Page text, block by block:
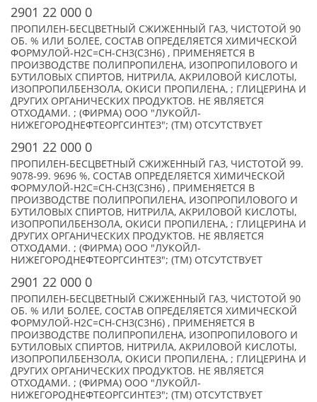
2901 22 000 0
ПРОПИЛЕН-БЕСЦВЕТНЫЙ СЖИЖЕННЫЙ ГАЗ, ЧИСТОТОЙ 90
ОБ. % ИЛИ БОЛЕЕ, СОСТАВ ОПРЕДЕЛЯЕТСЯ ХИМИЧЕСКОЙ
ФОРМУЛОЙ-Н2С=СН-СН3(С3Н6) , ПРИМЕНЯЕТСЯ В
ПРОИЗВОДСТВЕ ПОЛИПРОПИЛЕНА, ИЗОПРОПИЛОВОГО И
БУТИЛОВЫХ СПИРТОВ, НИТРИЛА, АКРИЛОВОЙ КИСЛОТЫ,
ИЗОПРОПИЛБЕНЗОЛА, ОКИСИ ПРОПИЛЕНА, ; ГЛИЦЕРИНА И
ДРУГИХ ОРГАНИЧЕСКИХ ПРОДУКТОВ. НЕ ЯВЛЯЕТСЯ
ОТХОДАМИ. ; (ФИРМА) ООО "ЛУКОЙЛ-
НИЖЕГОРОДНЕФТЕОРГСИНТЕЗ"; (TM) ОТСУТСТВУЕТ
2901 22 000 0
ПРОПИЛЕН-БЕСЦВЕТНЫЙ СЖИЖЕННЫЙ ГАЗ, ЧИСТОТОЙ 99.
9078-99. 9696 %, СОСТАВ ОПРЕДЕЛЯЕТСЯ ХИМИЧЕСКОЙ
ФОРМУЛОЙ-Н2С=СН-СН3(С3Н6) , ПРИМЕНЯЕТСЯ В
ПРОИЗВОДСТВЕ ПОЛИПРОПИЛЕНА, ИЗОПРОПИЛОВОГО И
БУТИЛОВЫХ СПИРТОВ, НИТРИЛА, АКРИЛОВОЙ КИСЛОТЫ,
ИЗОПРОПИЛБЕНЗОЛА, ОКИСИ ПРОПИЛЕНА, ; ГЛИЦЕРИНА И
ДРУГИХ ОРГАНИЧЕСКИХ ПРОДУКТОВ. НЕ ЯВЛЯЕТСЯ
ОТХОДАМИ. ; (ФИРМА) ООО "ЛУКОЙЛ-
НИЖЕГОРОДНЕФТЕОРГСИНТЕЗ"; (TM) ОТСУТСТВУЕТ
2901 22 000 0
ПРОПИЛЕН-БЕСЦВЕТНЫЙ СЖИЖЕННЫЙ ГАЗ, ЧИСТОТОЙ 90
ОБ. % ИЛИ БОЛЕЕ, СОСТАВ ОПРЕДЕЛЯЕТСЯ ХИМИЧЕСКОЙ
ФОРМУЛОЙ-Н2С=СН-СН3(С3Н6) , ПРИМЕНЯЕТСЯ В
ПРОИЗВОДСТВЕ ПОЛИПРОПИЛЕНА, ИЗОПРОПИЛОВОГО И
БУТИЛОВЫХ СПИРТОВ, НИТРИЛА, АКРИЛОВОЙ КИСЛОТЫ,
ИЗОПРОПИЛБЕНЗОЛА, ОКИСИ ПРОПИЛЕНА, ; ГЛИЦЕРИНА И
ДРУГИХ ОРГАНИЧЕСКИХ ПРОДУКТОВ. НЕ ЯВЛЯЕТСЯ
ОТХОДАМИ. ; (ФИРМА) ООО "ЛУКОЙЛ-
НИЖЕГОРОДНЕФТЕОРГСИНТЕЗ"; (TM) ОТСУТСТВУЕТ